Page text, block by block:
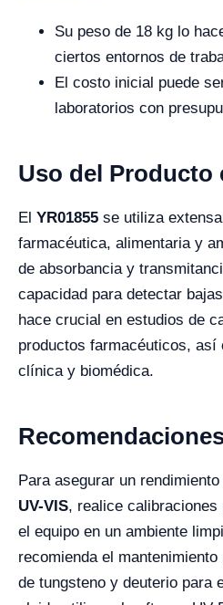
Su peso de 18 kg lo
ciertos entornos de
El costo inicial puede
laboratorios con
Uso del Producto
El YR01855 se utiliza
farmacéutica, alimentaria y
de absorbancia y
capacidad para detectar
hace crucial en estudios de
productos farmacéuticos, así
clínica y biomédica.
Para asegurar un
UV-VIS, realice
el equipo en un ambiente
recomienda el
de tungsteno y deuterio para